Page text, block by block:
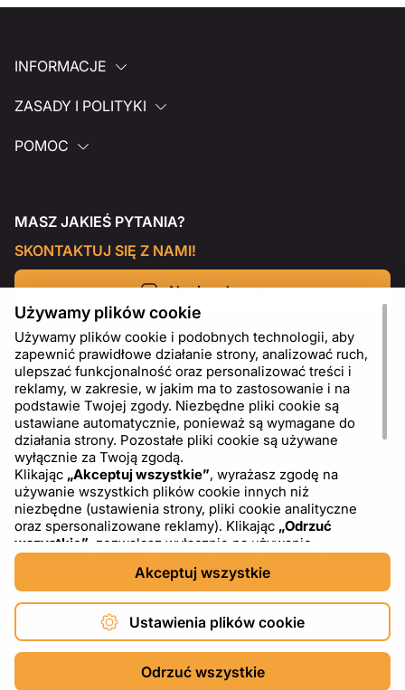
INFORMACJE
ZASADY I POLITYKI
POMOC
MASZ JAKIEŚ PYTANIA?
SKONTAKTUJ SIĘ Z NAMI!
Napisz do nas
Copyright © 2026 DXF4YOU.
PL USD - US Dollar ($)
Używamy plików cookie
Używamy plików cookie i podobnych technologii, aby
zapewnić prawidłowe działanie strony, analizować ruch,
ulepszać funkcjonalność oraz personalizować treści i
reklamy, w zakresie, w jakim ma to zastosowanie i na
podstawie Twojej zgody. Niezbędne pliki cookie są
ustawiane automatycznie, ponieważ są wymagane do
działania strony. Pozostałe pliki cookie są używane
wyłącznie za Twoją zgodą.
Klikając „Akceptuj wszystkie”, wyrażasz zgodę na
używanie wszystkich plików cookie innych niż
niezbędne (ustawienia strony, pliki cookie analityczne
oraz spersonalizowane reklamy). Klikając „Odrzuć
wszystkie” , zezwalasz wyłącznie na używanie
niezbędnych plików cookie. Klikając
, możesz wybrać, które kategorie plików cookie
chcesz zaakceptować lub zablokować. Możesz w
dowolnym momencie zmienić lub wycofać swoją zgodę,
korzystając z linku „Ustawienia plików cookie” w dolnej
części strony. Więcej informacji na temat korzystania z
plików cookie, w tym o dostawcach zewnętrznych,
znajdziesz w naszejPolityce plików cookie
Akceptuj wszystkie
Ustawienia plików cookie
Odrzuć wszystkie